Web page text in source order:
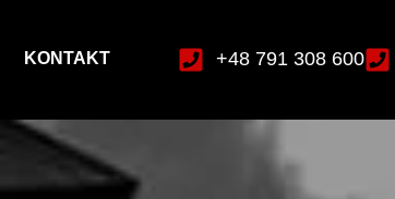
KONTAKT +48 791 308 600